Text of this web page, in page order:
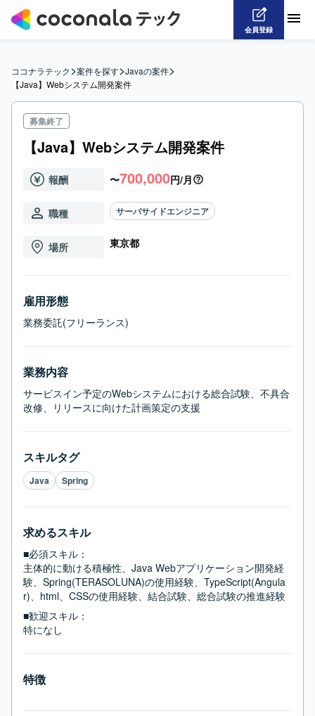
会員登録
ココナラテック>案件を探す>Javaの案件>
【Java】Webシステム開発案件
募集終了
【Java】Webシステム開発案件
報酬 〜700,000円/月
職種 サーバサイドエンジニア
場所 東京都
雇用形態
業務委託(フリーランス)
業務内容
サービスイン予定のWebシステムにおける総合試験、不具合
改修、リリースに向けた計画策定の支援
スキルタグ
Java Spring
求めるスキル
■必須スキル：
主体的に動ける積極性、Java Webアプリケーション開発経
験、Spring(TERASOLUNA)の使用経験、TypeScript(Angula
r)、html、CSSの使用経験、結合試験、総合試験の推進経験
■歓迎スキル：
特になし
特徴